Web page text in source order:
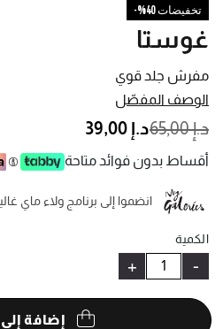
تخفيضات 40%-
مفرش جلد قوي
غوستا
الوصف المفصّل
PRICE REDUCED FROM
د.إ 65,00 TO
د.إ 39,00
أقساط بدون فوائد متاحة
انضموا إلى برنامج ولاء ماي
الكمية
-
+
إضافة